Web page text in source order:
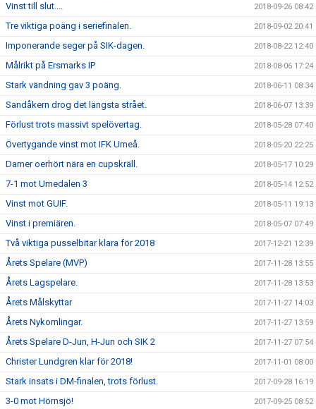
Vinst till slut.... 2018-09-26 08:42
Tre viktiga poäng i seriefinalen. 2018-09-02 20:41
Imponerande seger på SIK-dagen. 2018-08-22 12:40
Målrikt på Ersmarks IP 2018-08-06 17:24
Stark vändning gav 3 poäng. 2018-06-11 08:34
Sandåkern drog det längsta strået. 2018-06-07 13:39
Förlust trots massivt spelövertag. 2018-05-28 07:40
Övertygande vinst mot IFK Umeå. 2018-05-20 22:25
Damer oerhört nära en cupskräll. 2018-05-17 10:29
7-1 mot Umedalen 3 2018-05-14 12:52
Vinst mot GUIF. 2018-05-11 19:13
Vinst i premiären. 2018-05-07 07:49
Två viktiga pusselbitar klara för 2018 2017-12-21 12:39
Årets Spelare (MVP) 2017-11-28 13:55
Årets Lagspelare. 2017-11-28 13:53
Årets Målskyttar 2017-11-27 14:03
Årets Nykomlingar. 2017-11-27 13:59
Årets Spelare D-Jun, H-Jun och SIK 2 2017-11-27 07:54
Christer Lundgren klar för 2018! 2017-11-01 08:00
Stark insats i DM-finalen, trots förlust. 2017-09-28 16:19
3-0 mot Hörnsjö! 2017-09-25 08:52